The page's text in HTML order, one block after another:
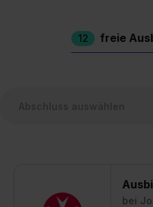
12 freie
bei